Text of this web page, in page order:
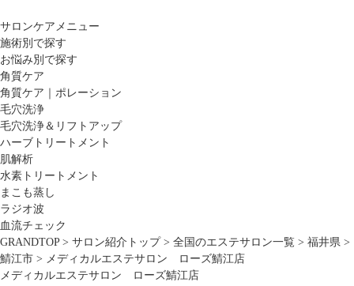
サロンケアメニュー
施術別で探す
お悩み別で探す
角質ケア
角質ケア｜ポレーション
毛穴洗浄
毛穴洗浄＆リフトアップ
ハーブトリートメント
肌解析
水素トリートメント
まこも蒸し
ラジオ波
血流チェック
GRANDTOP > サロン紹介トップ > 全国のエステサロン一覧 > 福井県 >
鯖江市 > メディカルエステサロン ローズ鯖江店
メディカルエステサロン ローズ鯖江店